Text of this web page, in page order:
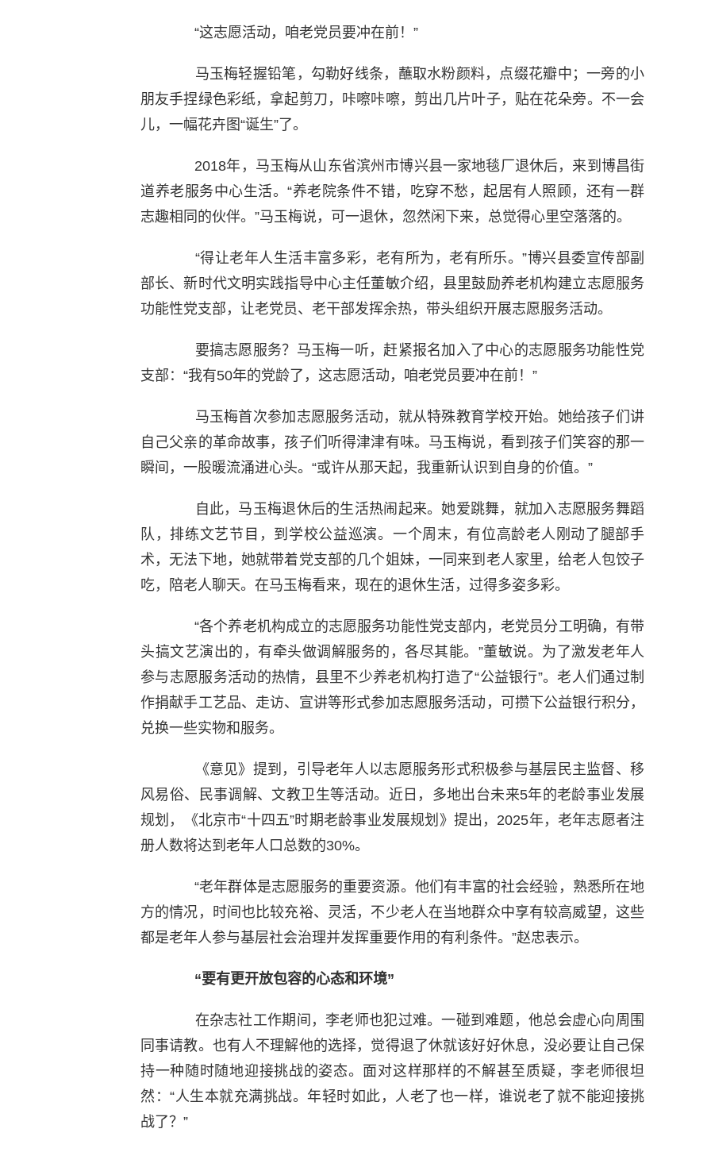
“这志愿活动，咱老党员要冲在前！”
马玉梅轻握铅笔，勾勒好线条，蘸取水粉颜料，点缀花瓣中；一旁的小
朋友手捏绿色彩纸，拿起剪刀，咔嚓咔嚓，剪出几片叶子，贴在花朵旁。不一会
儿，一幅花卉图“诞生”了。
2018年，马玉梅从山东省滨州市博兴县一家地毯厂退休后，来到博昌街
道养老服务中心生活。“养老院条件不错，吃穿不愁，起居有人照顾，还有一群
志趣相同的伙伴。”马玉梅说，可一退休，忽然闲下来，总觉得心里空落落的。
“得让老年人生活丰富多彩，老有所为，老有所乐。”博兴县委宣传部副
部长、新时代文明实践指导中心主任董敏介绍，县里鼓励养老机构建立志愿服务
功能性党支部，让老党员、老干部发挥余热，带头组织开展志愿服务活动。
要搞志愿服务？马玉梅一听，赶紧报名加入了中心的志愿服务功能性党
支部：“我有50年的党龄了，这志愿活动，咱老党员要冲在前！”
马玉梅首次参加志愿服务活动，就从特殊教育学校开始。她给孩子们讲
自己父亲的革命故事，孩子们听得津津有味。马玉梅说，看到孩子们笑容的那一
瞬间，一股暖流涌进心头。“或许从那天起，我重新认识到自身的价值。”
自此，马玉梅退休后的生活热闹起来。她爱跳舞，就加入志愿服务舞蹈
队，排练文艺节目，到学校公益巡演。一个周末，有位高龄老人刚动了腿部手
术，无法下地，她就带着党支部的几个姐妹，一同来到老人家里，给老人包饺子
吃，陪老人聊天。在马玉梅看来，现在的退休生活，过得多姿多彩。
“各个养老机构成立的志愿服务功能性党支部内，老党员分工明确，有带
头搞文艺演出的，有牵头做调解服务的，各尽其能。”董敏说。为了激发老年人
参与志愿服务活动的热情，县里不少养老机构打造了“公益银行”。老人们通过制
作捐献手工艺品、走访、宣讲等形式参加志愿服务活动，可攒下公益银行积分，
兑换一些实物和服务。
《意见》提到，引导老年人以志愿服务形式积极参与基层民主监督、移
风易俗、民事调解、文教卫生等活动。近日，多地出台未来5年的老龄事业发展
规划，《北京市“十四五”时期老龄事业发展规划》提出，2025年，老年志愿者注
册人数将达到老年人口总数的30%。
“老年群体是志愿服务的重要资源。他们有丰富的社会经验，熟悉所在地
方的情况，时间也比较充裕、灵活，不少老人在当地群众中享有较高威望，这些
都是老年人参与基层社会治理并发挥重要作用的有利条件。”赵忠表示。
“要有更开放包容的心态和环境”
在杂志社工作期间，李老师也犯过难。一碰到难题，他总会虚心向周围
同事请教。也有人不理解他的选择，觉得退了休就该好好休息，没必要让自己保
持一种随时随地迎接挑战的姿态。面对这样那样的不解甚至质疑，李老师很坦
然：“人生本就充满挑战。年轻时如此，人老了也一样，谁说老了就不能迎接挑
战了？”